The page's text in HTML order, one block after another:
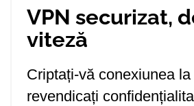
VPN securizat,
viteză
Criptați-vă conexiunea
revendicați